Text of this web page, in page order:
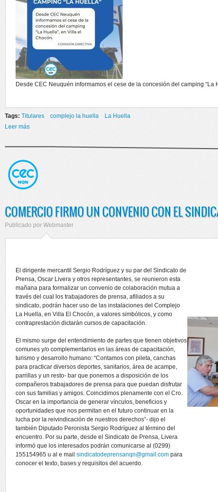
Desde CEC Neuquén informamos el cese de la concesión del camping “La
Tags: Titulares complejo la huella
La Huella
Leer más
COMERCIO FIRMO UN CONVENIO CON EL
Publicado por Webmaster
El dirigente mercantil Sergio Rodríguez y su par del Sindicato de
Prensa, Oscar Livera y otros representantes, se reunieron esta
mañana para formalizar un convenio de colaboración mutua a
través del cual los trabajadores de prensa, afiliados a su
sindicato, podrán hacer uso de las instalaciones del Complejo
La Huella, en Villa El Chocón, a valores simbólicos, y como
contraprestación dictarán cursos de capacitación.
El mismo surge del entendimiento de partes que tienen objetivos
comunes y/o complementarios en las áreas de capacitación,
turismo y desarrollo humano: “Contamos con pileta, canchas
para practicar diversos deportes, sanitarios, área de acampe,
parrillas y un resto- bar que ponemos a disposición de los
compañeros trabajadores de prensa para que puedan disfrutar
con sus familias y amigos. Coincidimos plenamente con el Cro.
Oscar en la importancia de generar vínculos, beneficios y
oportunidades que nos permitan en el futuro continuar en la
lucha por la reivindicación de nuestros derechos”- dijo el
también Diputado Peronista Sergio Rodríguez al término del
encuentro. Por su parte, desde el Sindicato de Prensa, Livera
informó que los interesados podrán comunicarse al (0299)
155154965 u al e mail sindicatodeprensanqn@gmail.com para
conocer el texto, bases y requisitos del acuerdo.